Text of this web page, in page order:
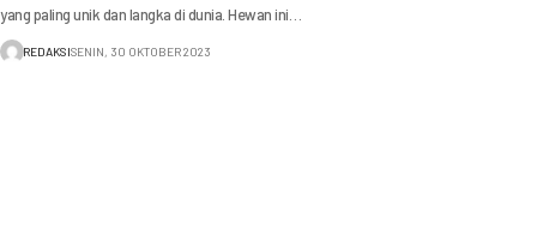
yang paling unik dan langka di dunia. Hewan ini…
REDAKSISENIN, 30 OKTOBER 2023